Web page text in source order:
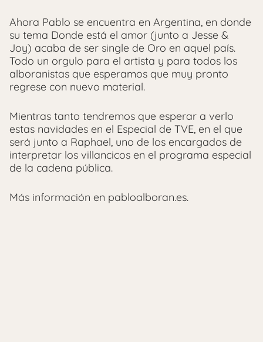
Ahora Pablo se encuentra en Argentina, en donde
su tema Donde está el amor (junto a Jesse &
Joy) acaba de ser single de Oro en aquel país.
Todo un orgulo para el artista y para todos los
alboranistas que esperamos que muy pronto
regrese con nuevo material.
Mientras tanto tendremos que esperar a verlo
estas navidades en el Especial de TVE, en el que
será junto a Raphael, uno de los encargados de
interpretar los villancicos en el programa especial
de la cadena pública.
Más información en pabloalboran.es.